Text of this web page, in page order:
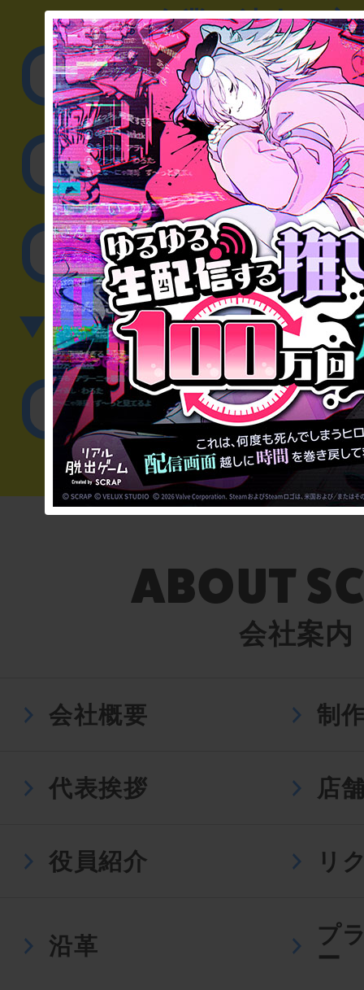
▼企業／法人の方
リアル脱出ゲーム制作
取材に関するお
その他のご相談／
▼英語、中国語でのお問
English／
会社案内
会社概要 制
代表挨拶 店
役員紹介 リ
沿革
プ
ー